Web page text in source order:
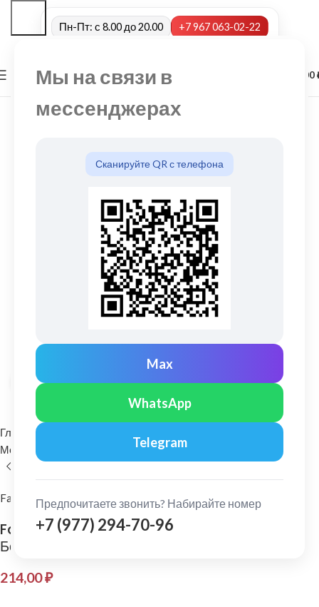
Мы на связи в
мессенджерах
Сканируйте QR с телефона
Max
WhatsApp
Telegram
Предпочитаете звонить? Набирайте номер
+7 (977) 294-70-96
Пн-Пт: с 8.00 до 20.00 +7 967 063-02-22
МЕНЮ 0,00
Нажмите, чтобы увеличить
Главная
Металлические водосточные системы
Кронштейн желоба
FarAcs PREMIUM
FarAcs PREMIUM: Кронштейн желоба 152 мм
Белый
214,00₽